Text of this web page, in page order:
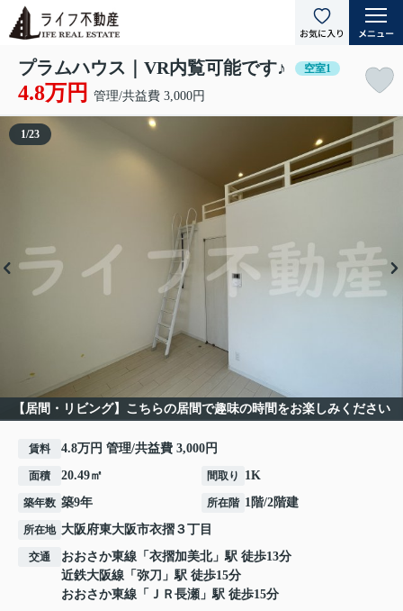
プラムハウス｜VR内覧可能です♪ 空室1
4.8万円 管理/共益費 3,000円
【居間・リビング】こちらの居間で趣味の時間をお楽しみください
1/23
賃料 4.8万円 管理/共益費 3,000円
面積 20.49㎡ 間取り 1K
築年数 築9年 所在階 1階/2階建
所在地 大阪府東大阪市衣摺 ３丁目
交通 おおさか東線 「 衣摺加美北」駅 徒歩13分
近鉄大阪線 「 弥刀 」駅 徒歩15分
おおさか東線 「 ＪＲ長瀬 」駅 徒歩15分